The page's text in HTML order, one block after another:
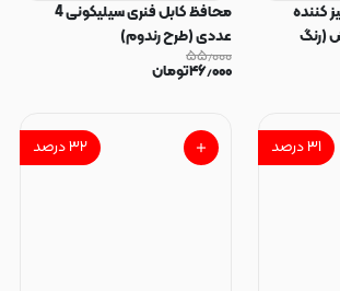
کننده
(رنگ
محافظ کابل فنری سیلیکونی 4
عددی (طرح رندوم)
۵۵٫۰۰۰
۴۶٫۰۰۰تومان
۳۱درصد ۳۲درصد